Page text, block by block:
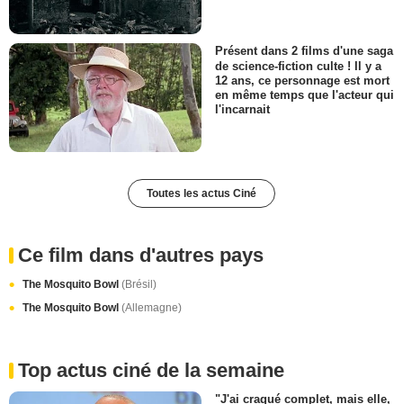
Présent dans 2 films d'une saga
de science-fiction culte ! Il y a
12 ans, ce personnage est mort
en même temps que l'acteur qui
l'incarnait
Toutes les actus Ciné
Ce film dans d'autres pays
The Mosquito Bowl (Brésil)
The Mosquito Bowl (Allemagne)
Top actus ciné de la semaine
"J'ai craqué complet, mais elle,